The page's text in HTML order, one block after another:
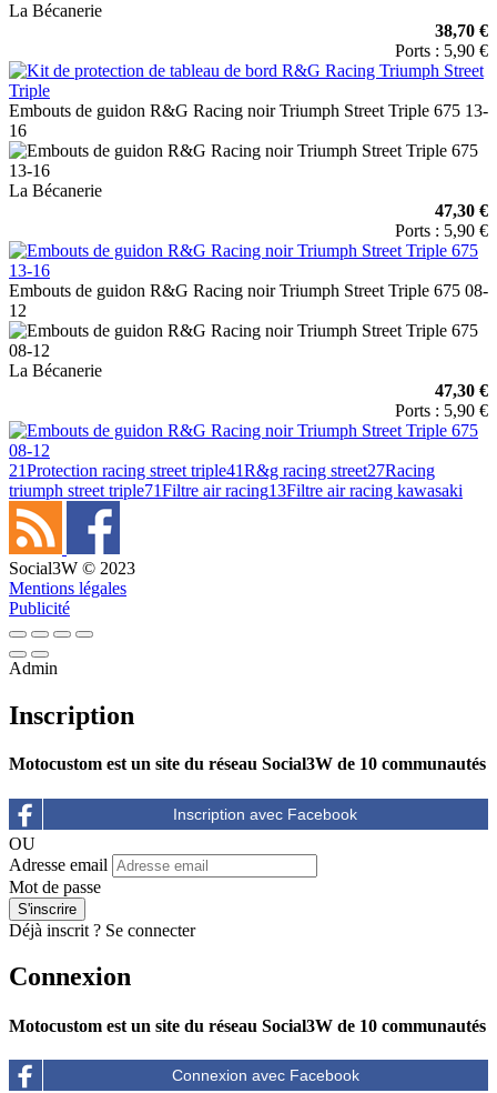
La Bécanerie
38,70 €
Ports : 5,90 €
Embouts de guidon R&G Racing noir Triumph Street Triple 675 13-
16
La Bécanerie
47,30 €
Ports : 5,90 €
Embouts de guidon R&G Racing noir Triumph Street Triple 675 08-
12
La Bécanerie
47,30 €
Ports : 5,90 €
21Protection racing street triple41R&g racing street27Racing
triumph street triple71Filtre air racing13Filtre air racing kawasaki
Social3W © 2023
Mentions légales
Publicité
Admin
Inscription
Motocustom est un site du réseau Social3W de 10 communautés
OU
Adresse email
Mot de passe
Déjà inscrit ? Se connecter
Connexion
Motocustom est un site du réseau Social3W de 10 communautés